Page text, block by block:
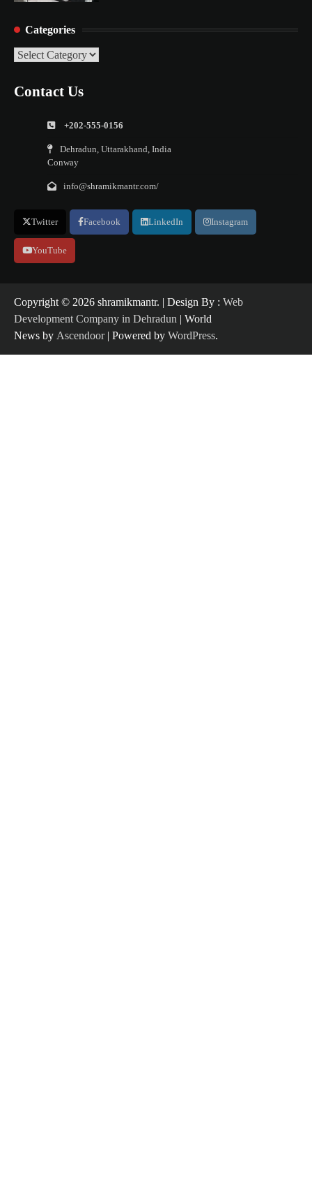
Categories
Categories
Contact Us
+202-555-0156
Dehradun, Uttarakhand, India
Conway
info@shramikmantr.com/
Twitter Facebook LinkedIn Instagram
YouTube
Copyright ©️ 2026 shramikmantr. | Design By : Web
Development Company in Dehradun | World
News by Ascendoor| Powered by WordPress.